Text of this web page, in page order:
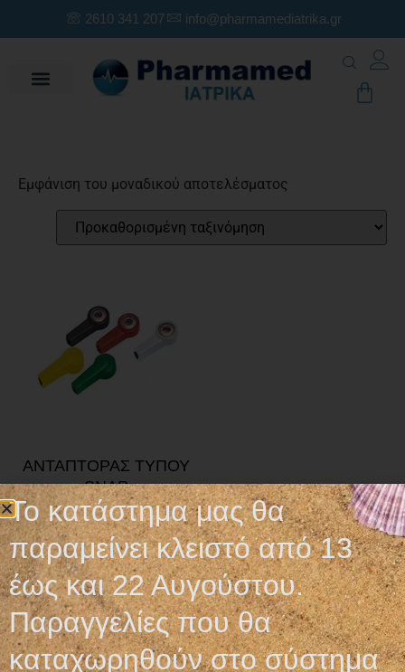
2610 341 207 info@pharmamediatrika.gr
Εμφάνιση του μοναδικού αποτελέσματος
ΑΝΤΑΠΤΟΡΑΣ ΤΥΠΟΥ
SNAP
55,00€
Προσθήκη στο καλάθι
Το κατάστημα μας θα
παραμείνει κλειστό από 13
έως και 22 Αυγούστου.
Παραγγελίες που θα
καταχωρηθούν στο σύστημα